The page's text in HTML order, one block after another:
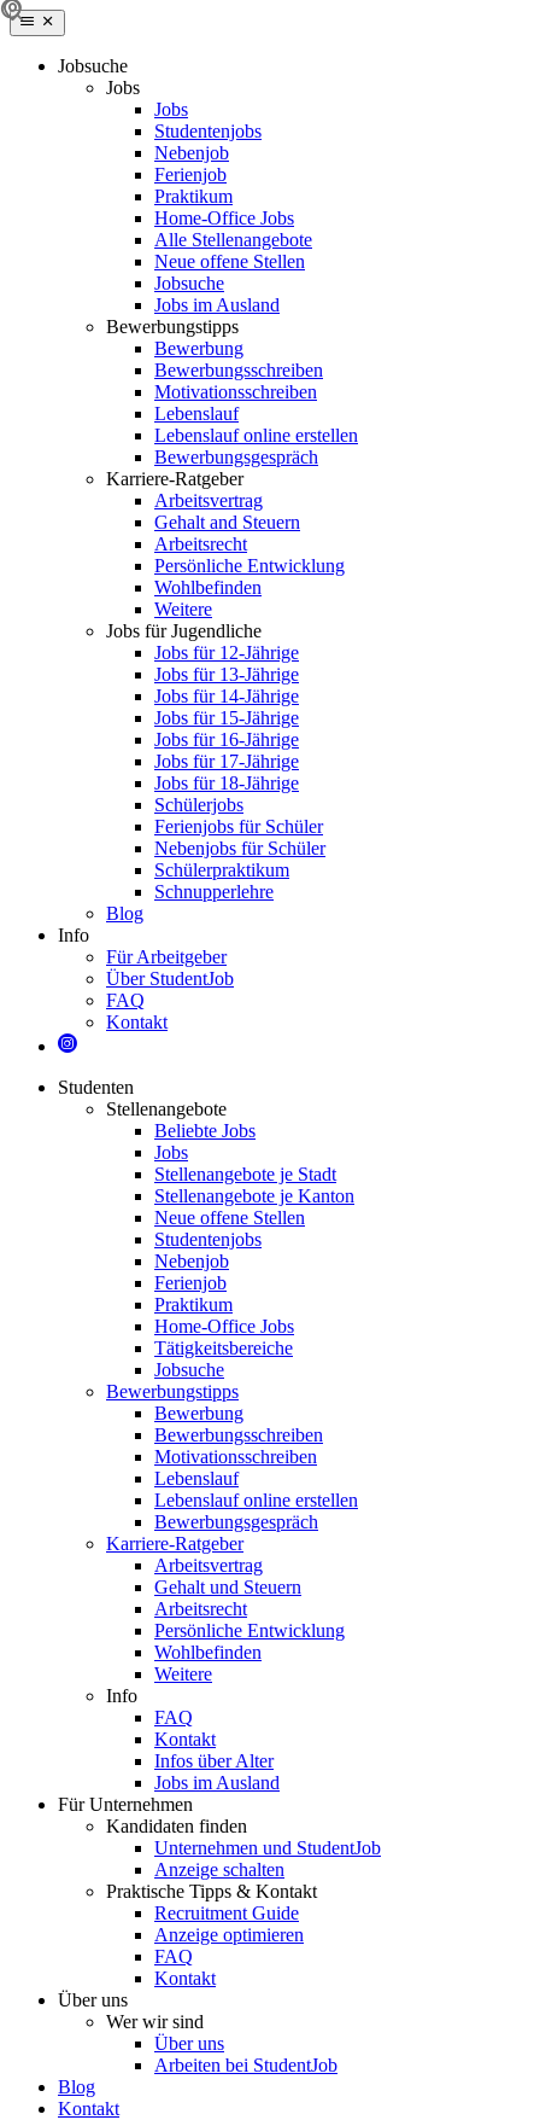
Jobsuche
Jobs
Jobs
Studentenjobs
Nebenjob
Ferienjob
Praktikum
Home-Office Jobs
Alle Stellenangebote
Neue offene Stellen
Jobsuche
Jobs im Ausland
Bewerbungstipps
Bewerbung
Bewerbungsschreiben
Motivationsschreiben
Lebenslauf
Lebenslauf online erstellen
Bewerbungsgespräch
Karriere-Ratgeber
Arbeitsvertrag
Gehalt and Steuern
Arbeitsrecht
Persönliche Entwicklung
Wohlbefinden
Weitere
Jobs für Jugendliche
Jobs für 12-Jährige
Jobs für 13-Jährige
Jobs für 14-Jährige
Jobs für 15-Jährige
Jobs für 16-Jährige
Jobs für 17-Jährige
Jobs für 18-Jährige
Schülerjobs
Ferienjobs für Schüler
Nebenjobs für Schüler
Schülerpraktikum
Schnupperlehre
Blog
Info
Für Arbeitgeber
Über StudentJob
FAQ
Kontakt
Studenten
Stellenangebote
Beliebte Jobs
Jobs
Stellenangebote je Stadt
Stellenangebote je Kanton
Neue offene Stellen
Studentenjobs
Nebenjob
Ferienjob
Praktikum
Home-Office Jobs
Tätigkeitsbereiche
Jobsuche
Bewerbungstipps
Bewerbung
Bewerbungsschreiben
Motivationsschreiben
Lebenslauf
Lebenslauf online erstellen
Bewerbungsgespräch
Karriere-Ratgeber
Arbeitsvertrag
Gehalt und Steuern
Arbeitsrecht
Persönliche Entwicklung
Wohlbefinden
Weitere
Info
FAQ
Kontakt
Infos über Alter
Jobs im Ausland
Für Unternehmen
Kandidaten finden
Unternehmen und StudentJob
Anzeige schalten
Praktische Tipps & Kontakt
Recruitment Guide
Anzeige optimieren
FAQ
Kontakt
Über uns
Wer wir sind
Über uns
Arbeiten bei StudentJob
Blog
Kontakt